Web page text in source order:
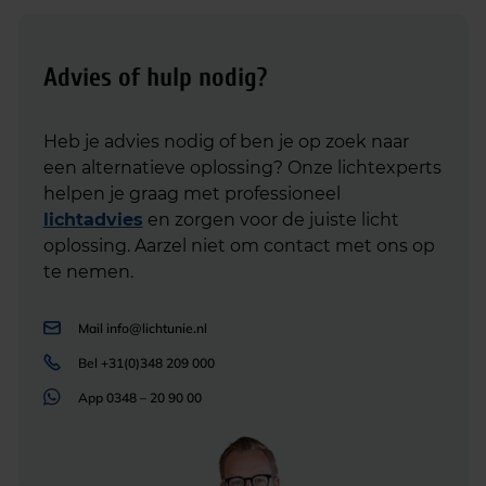
Advies of hulp nodig?
Heb je advies nodig of ben je op zoek naar
een alternatieve oplossing? Onze lichtexperts
helpen je graag met professioneel
lichtadvies en zorgen voor de juiste licht
oplossing. Aarzel niet om contact met ons op
te nemen.
Mail info@lichtunie.nl
Bel +31(0)348 209 000
App 0348 – 20 90 00